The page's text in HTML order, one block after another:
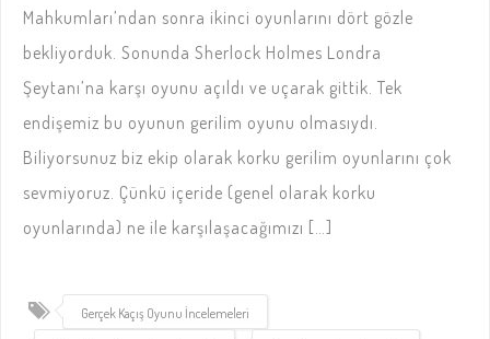
Mahkumları’ndan sonra ikinci oyunlarını dört gözle
bekliyorduk. Sonunda Sherlock Holmes Londra
Şeytanı’na karşı oyunu açıldı ve uçarak gittik. Tek
endişemiz bu oyunun gerilim oyunu olmasıydı.
Biliyorsunuz biz ekip olarak korku gerilim oyunlarını çok
sevmiyoruz. Çünkü içeride (genel olarak korku
oyunlarında) ne ile karşılaşacağımızı […]
Gerçek Kaçış Oyunu İncelemeleri